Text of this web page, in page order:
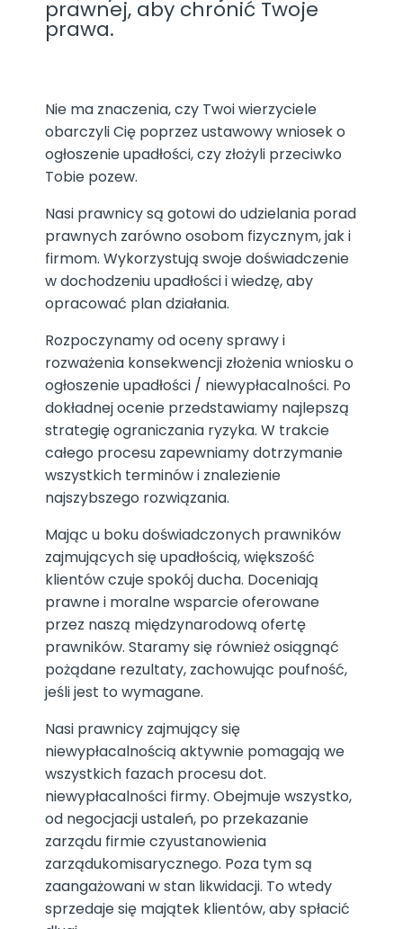
prawnej, aby chronić Twoje
prawa.
Nie ma znaczenia, czy Twoi wierzyciele
obarczyli Cię poprzez ustawowy wniosek o
ogłoszenie upadłości, czy złożyli przeciwko
Tobie pozew.
Nasi prawnicy są gotowi do udzielania porad
prawnych zarówno osobom fizycznym, jak i
firmom. Wykorzystują swoje doświadczenie
w dochodzeniu upadłości i wiedzę, aby
opracować plan działania.
Rozpoczynamy od oceny sprawy i
rozważenia konsekwencji złożenia wniosku o
ogłoszenie upadłości / niewypłacalności. Po
dokładnej ocenie przedstawiamy najlepszą
strategię ograniczania ryzyka. W trakcie
całego procesu zapewniamy dotrzymanie
wszystkich terminów i znalezienie
najszybszego rozwiązania.
Mając u boku doświadczonych prawników
zajmujących się upadłością, większość
klientów czuje spokój ducha. Doceniają
prawne i moralne wsparcie oferowane
przez naszą międzynarodową ofertę
prawników. Staramy się również osiągnąć
pożądane rezultaty, zachowując poufność,
jeśli jest to wymagane.
Nasi prawnicy zajmujący się
niewypłacalnością aktywnie pomagają we
wszystkich fazach procesu dot.
niewypłacalności firmy. Obejmuje wszystko,
od negocjacji ustaleń, po przekazanie
zarządu firmie czyustanowienia
zarządukomisarycznego. Poza tym są
zaangażowani w stan likwidacji. To wtedy
sprzedaje się majątek klientów, aby spłacić